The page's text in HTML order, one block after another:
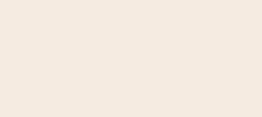
som har studerat denna art
1900. Till västkusten